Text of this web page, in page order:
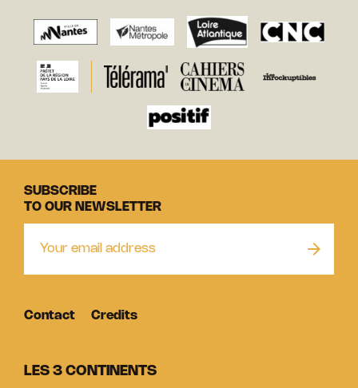
LES 3 CONTINENTS
SUBSCRIBE
TO OUR NEWSLETTER
Contact Credits